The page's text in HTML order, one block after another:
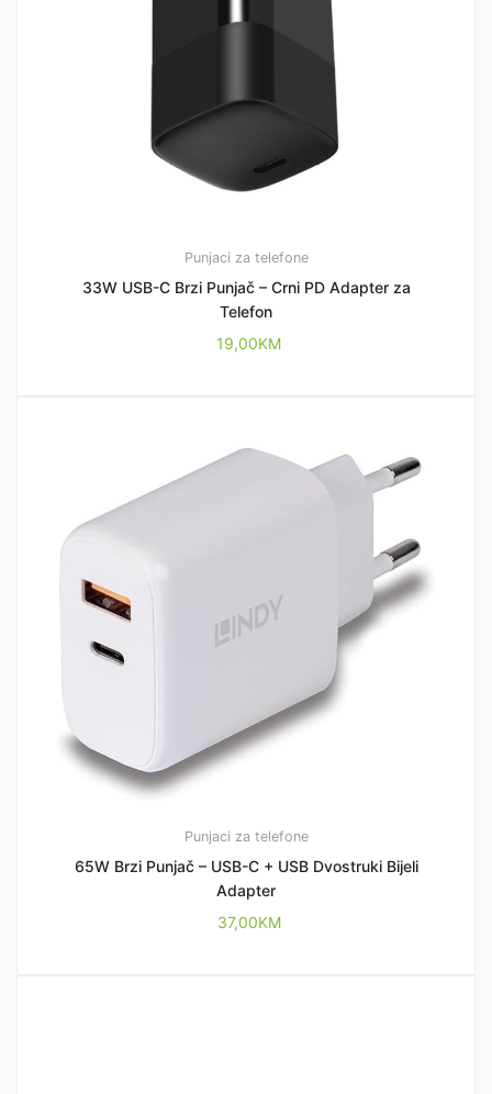
Punjaci za telefone
33W USB-C Brzi Punjač – Crni PD Adapter za
Telefon
19,00KM
Punjaci za telefone
65W Brzi Punjač – USB-C + USB Dvostruki Bijeli
Adapter
37,00KM